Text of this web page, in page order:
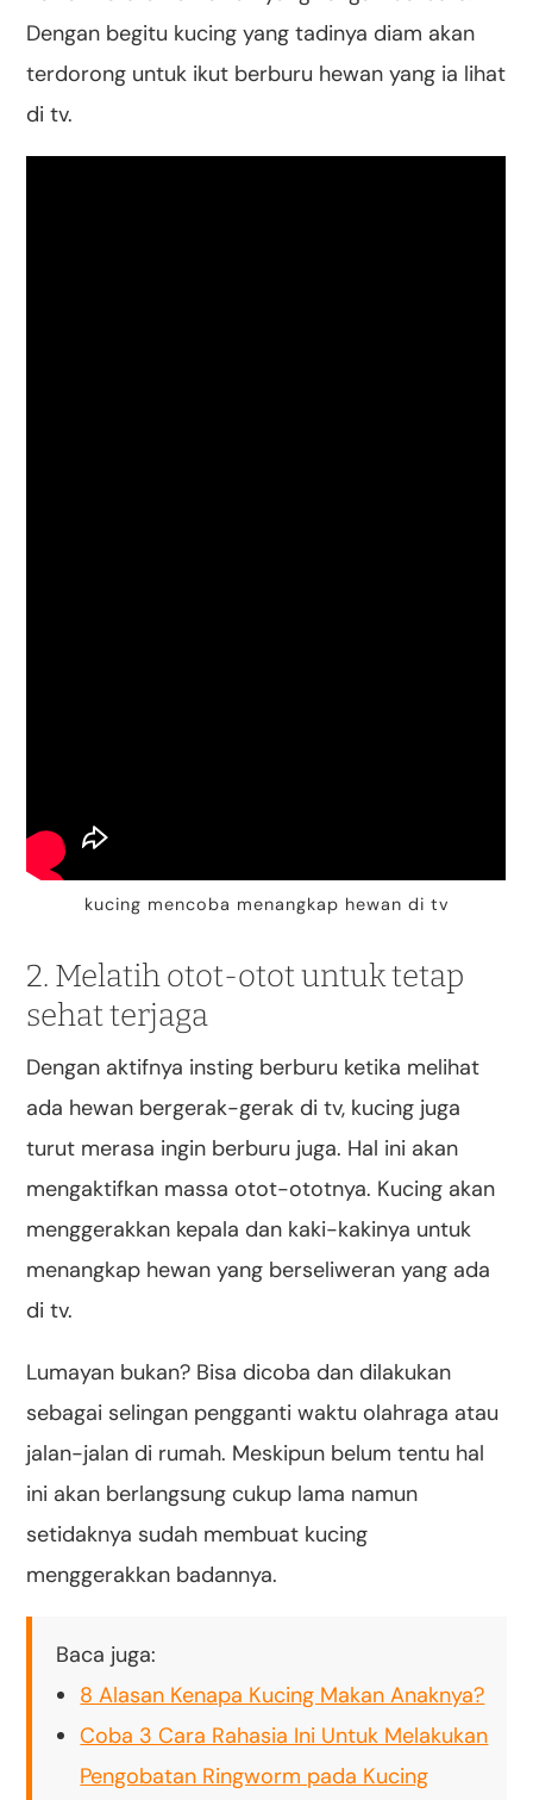
Dengan begitu kucing yang tadinya diam akan
terdorong untuk ikut berburu hewan yang ia lihat
di tv.
kucing mencoba menangkap hewan di tv
2. Melatih otot-otot untuk tetap
sehat terjaga
Dengan aktifnya insting berburu ketika melihat
ada hewan bergerak-gerak di tv, kucing juga
turut merasa ingin berburu juga. Hal ini akan
mengaktifkan massa otot-ototnya. Kucing akan
menggerakkan kepala dan kaki-kakinya untuk
menangkap hewan yang berseliweran yang ada
di tv.
Lumayan bukan? Bisa dicoba dan dilakukan
sebagai selingan pengganti waktu olahraga atau
jalan-jalan di rumah. Meskipun belum tentu hal
ini akan berlangsung cukup lama namun
setidaknya sudah membuat kucing
menggerakkan badannya.
Baca juga:
8 Alasan Kenapa Kucing Makan Anaknya?
Coba 3 Cara Rahasia Ini Untuk Melakukan
Pengobatan Ringworm pada Kucing